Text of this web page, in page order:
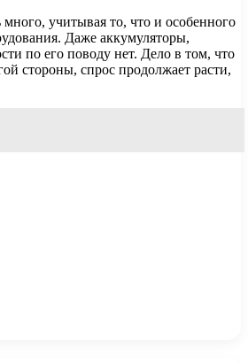
учитывая то, что и особенного
Даже аккумуляторы,
по его поводу нет. Дело в том, что
стороны, спрос продолжает расти,